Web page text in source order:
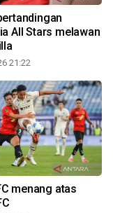
All Stars melawan
21:22
menang atas